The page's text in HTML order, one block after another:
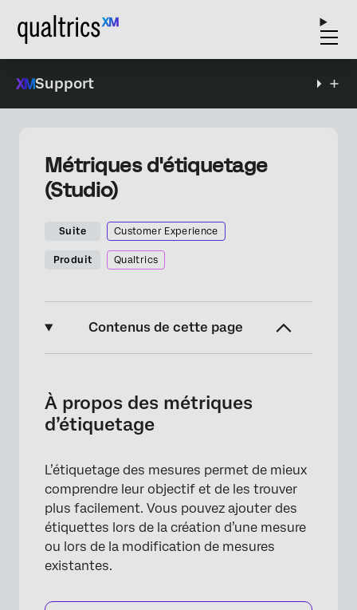
Support
Métriques d'étiquetage
(Studio)
Suite Customer Experience
Produit Qualtrics
Contenus de cette page
Ajout d’étiquettes aux mesures
À propos des métriques
d’étiquetage
L’étiquetage des mesures permet de mieux
comprendre leur objectif et de les trouver
plus facilement. Vous pouvez ajouter des
étiquettes lors de la création d’une mesure
ou lors de la modification de mesures
existantes.